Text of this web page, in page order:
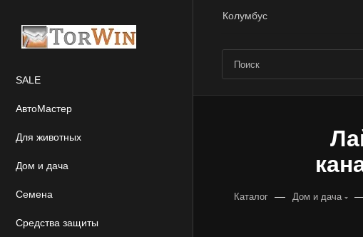
Колумбус
SALE
АвтоМастер
Для животных
Дом и дача
Семена
Средства защиты
Каталог — Дом и дача